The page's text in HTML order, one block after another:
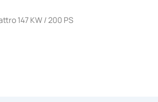
147 KW / 200 PS